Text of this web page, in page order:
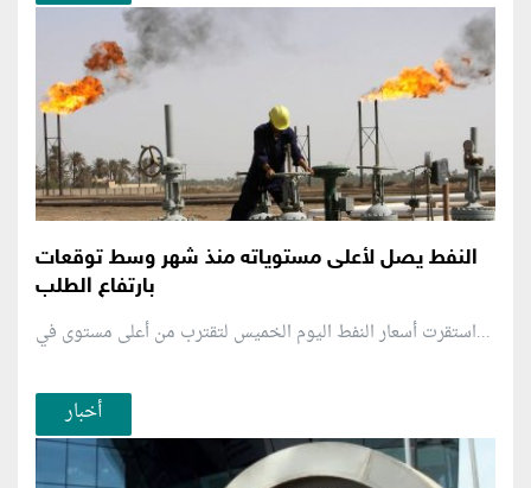
النفط يصل لأعلى مستوياته منذ شهر وسط توقعات
بارتفاع الطلب
استقرت أسعار النفط اليوم الخميس لتقترب من أعلى مستوى في...
أخبار